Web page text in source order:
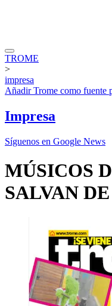
TROME
>
impresa
AñadirTrome como fuente
Impresa
Síguenos en Google News
MÚSICOS
SALVAN